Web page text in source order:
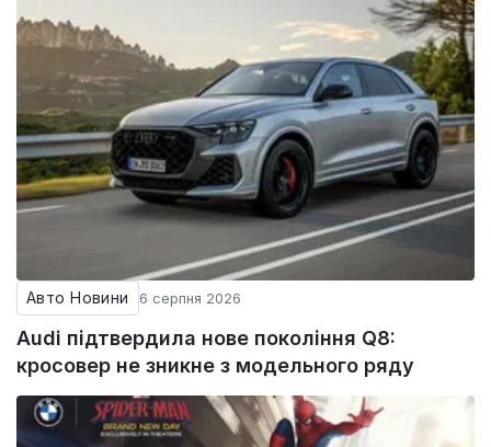
Авто Новини 6 серпня 2026
Audi підтвердила нове покоління Q8:
кросовер не зникне з модельного ряду